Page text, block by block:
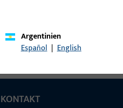
KONTAKT
Argentinien
Español | English